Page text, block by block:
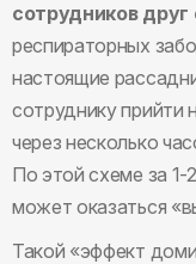
сотрудников друг
респираторных
настоящие
сотруднику прийти
через несколько
По этой схеме за
может оказаться
Такой «эффект